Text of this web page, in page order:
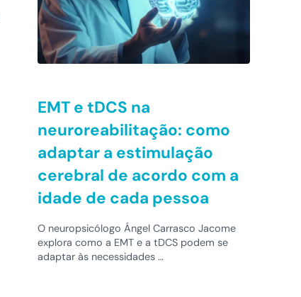
EMT e tDCS na
neuroreabilitação: como
adaptar a estimulação
cerebral de acordo com a
idade de cada pessoa
O neuropsicólogo Ángel Carrasco Jacome
explora como a EMT e a tDCS podem se
adaptar às necessidades …